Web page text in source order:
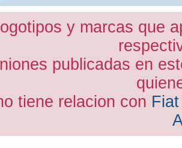
y marcas que
publicadas en
tiene relacion con